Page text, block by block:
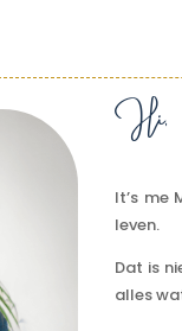
Hi,
It’s me
leven.
Dat is
alles